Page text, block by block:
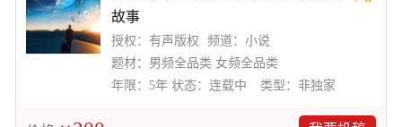
故事
授权：有声版权
频道：小说
题材：男频全品类 女频全品类
年限：5年 状态：连载中 类型：非独家